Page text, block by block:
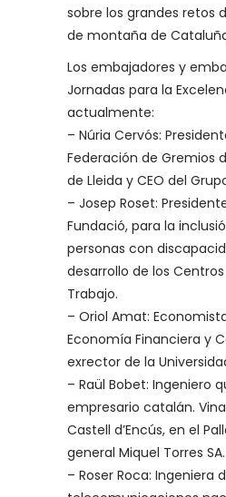
sobre los grandes retos
de montaña de
Los embajadores y
Jornadas para la
actualmente:
– Núria Cervós:
Federación de Gremios
de Lleida y CEO del
– Josep Roset:
Fundació, para la
personas con
desarrollo de los
Trabajo.
– Oriol Amat:
Economía Financiera y
exrector de la
– Raül Bobet: Ingeniero
empresario catalán.
Castell d’Encús, en el
general Miquel Torres SA.
– Roser Roca: Ingeniera